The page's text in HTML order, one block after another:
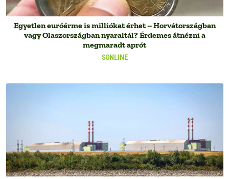
SONLINE
Egyetlen euróérme is milliókat érhet – Horvátországban
vagy Olaszországban nyaraltál? Érdemes átnézni a
megmaradt aprót